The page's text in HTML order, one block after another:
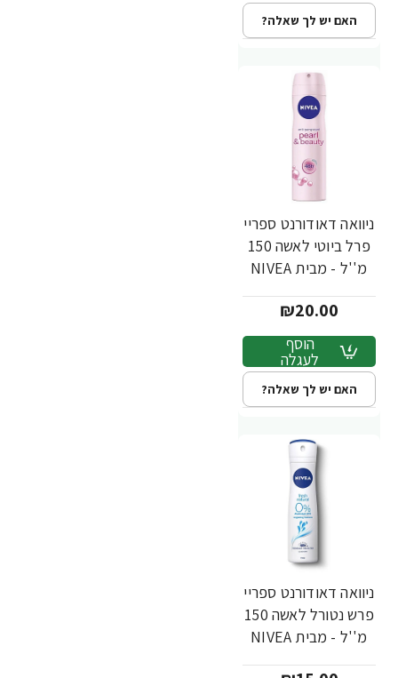
האם יש לך שאלה?
ניוואה דאודורנט ספריי
פרל ביוטי לאשה 150
מ''ל - מבית NIVEA
₪20.00
הוסף
לעגלה
האם יש לך שאלה?
ניוואה דאודורנט ספריי
פרש נטורל לאשה 150
מ''ל - מבית NIVEA